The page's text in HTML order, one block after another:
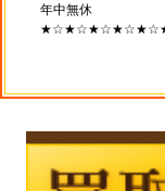
年中無休